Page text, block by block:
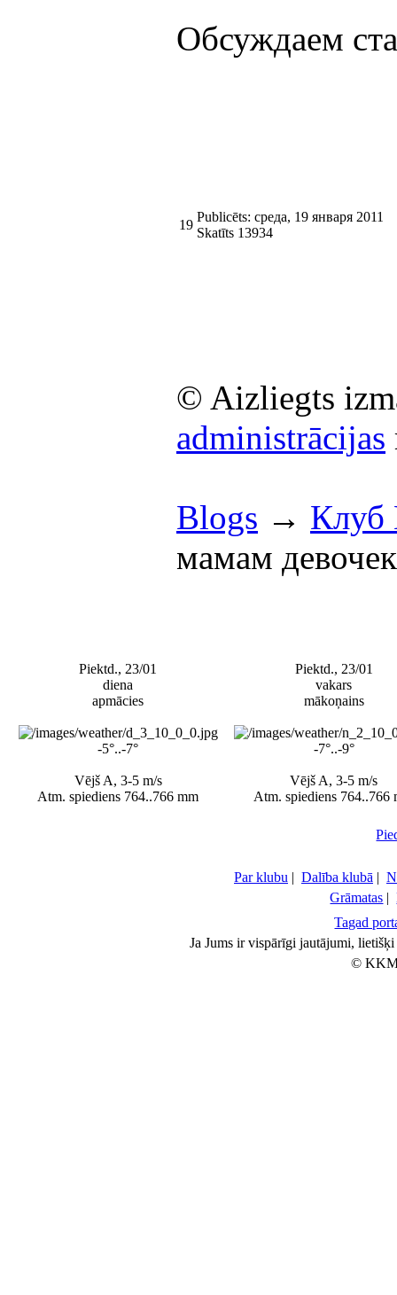
Обсуждаем
19
Publicēts: среда, 19 января 2011
Skatīts 13934
© Aizliegts
administrācijas
Blogs → Клуб
мамам девочек
Piektd., 23/01
diena
apmācies
-5°..-7°
Vējš A, 3-5 m/s
Atm. spiediens 764..766 mm
Piektd., 23/01
vakars
mākoņains
-7°..-9°
Vējš A, 3-5 m/s
Atm. spiediens 764..766
Par klubu | Dalība klubā |
Grāmatas |
Tagad
Ja Jums ir vispārīgi jautājumi,
©